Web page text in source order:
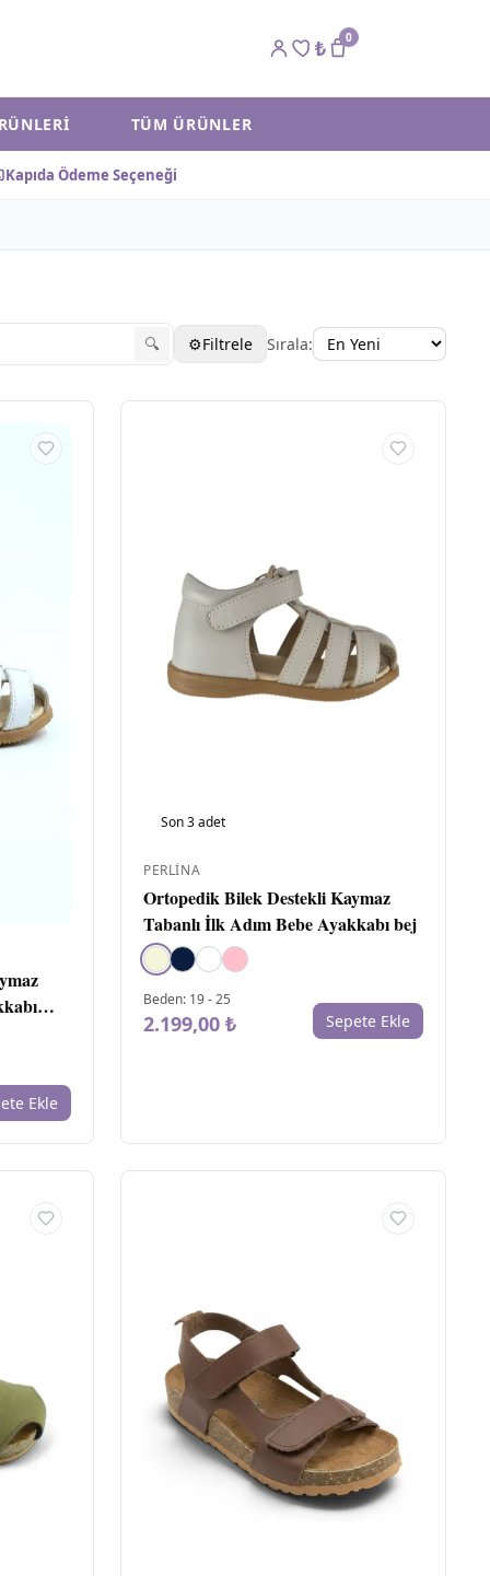
₺ 0
TÜM ÜRÜNLER
Kapıda Ödeme Seçeneği
🔍 ⚙Filtrele Sırala:
Ekle
Son3adet
PERLINA
Ortopedik Bilek Destekli Kaymaz
Tabanlı İlk Adım Bebe Ayakkabı bej
Beden: 19-25
2.199,00 ₺ Sepete Ekle